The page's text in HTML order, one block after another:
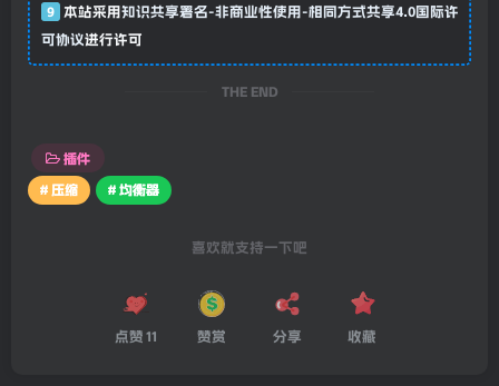
9
本站采用知识共享署名-非商业性使用-相同方式共享4.0国际许
可协议进行许可
THE END
插件
# 压缩
# 均衡器
喜欢就支持一下吧
点赞 11 赞赏 分享 收藏